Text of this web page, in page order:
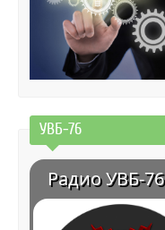
УВБ-76
Радио УВБ-76